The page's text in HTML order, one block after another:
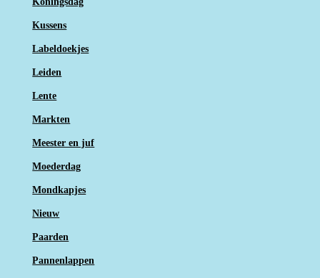
Kussens
Labeldoekjes
Leiden
Lente
Markten
Meester en juf
Moederdag
Mondkapjes
Nieuw
Paarden
Pannenlappen